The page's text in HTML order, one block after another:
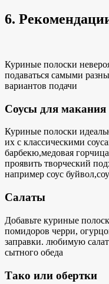
6.
Куриные полоски
подаваться самыми
вариантов подачи
Соусы для макания
Куриные полоски
их с классическими
барбекю,медовая горчица
проявить творческий
например соус буйвол,
Салаты
Добавьте куриные
помидоров черри,
заправки. любимую
сытного обеда
Тако или обертки